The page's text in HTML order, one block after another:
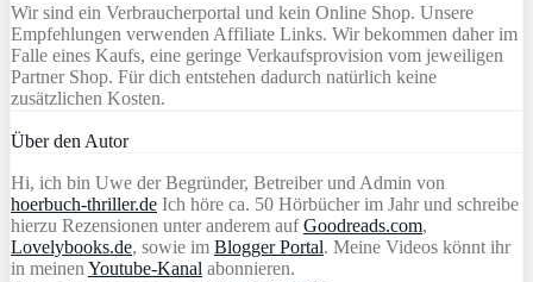
Wir sind ein Verbraucherportal und kein Online Shop. Unsere
Empfehlungen verwenden Affiliate Links. Wir bekommen daher im
Falle eines Kaufs, eine geringe Verkaufsprovision vom jeweiligen
Partner Shop. Für dich entstehen dadurch natürlich keine
zusätzlichen Kosten.
Über den Autor
Hi, ich bin Uwe der Begründer, Betreiber und Admin von
hoerbuch-thriller.de Ich höre ca. 50 Hörbücher im Jahr und schreibe
hierzu Rezensionen unter anderem aufGoodreads.com,
Lovelybooks.de, sowie im Blogger Portal. Meine Videos könnt ihr
in meinen Youtube-Kanal abonnieren.